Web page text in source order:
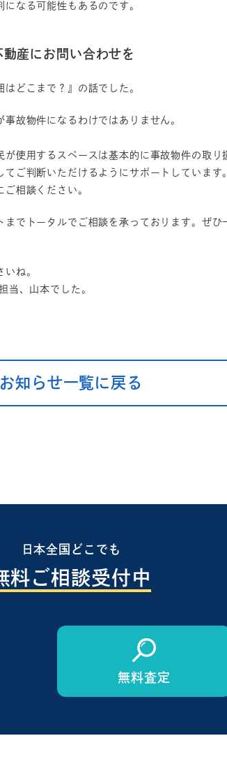
なる可能性もあるのです。
産にお問い合わせを
どこまで？』の話でした。
故物件になるわけではありません。
使用するスペースは基本的に事故物件の取り
ご判断いただけるようにサポートしています
相談ください。
でトータルでご相談を承っております。ぜ
ね。
当、山本でした。
お知らせ一覧に戻る
日本全国どこでも
料ご相談受付中
無料査定